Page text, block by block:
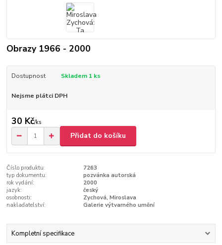
Obrazy 1966 - 2000
Dostupnost Skladem 1 ks
Nejsme plátci DPH
30 Kč/ks
Přidat do košíku
Číslo produktu:
7263
typ dokumentu:
pozvánka autorská
rok vydání:
2000
jazyk:
český
osobnosti:
Zychová, Miroslava
nakladatelství:
Galerie výtvarného umění
Kompletní specifikace